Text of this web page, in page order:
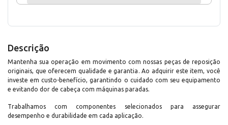
Descrição
Mantenha sua operação em movimento com nossas peças de reposição
originais, que oferecem qualidade e garantia. Ao adquirir este item, você
investe em custo-benefício, garantindo o cuidado com seu equipamento
e evitando dor de cabeça com máquinas paradas.
Trabalhamos com componentes selecionados para assegurar
desempenho e durabilidade em cada aplicação.